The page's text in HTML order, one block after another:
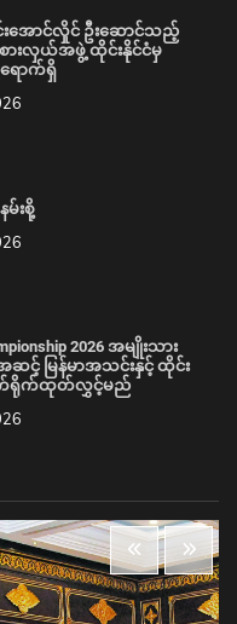
းအောင်လှိုင် ဦးဆောင်သည့်
ားလှယ်အဖွဲ့ ထိုင်းနိုင်ငံမှ
ောက်ရှိ
မ်းစို့
2026 အမျိုးသား
ဆင့် မြန်မာအသင်းနှင့် ထိုင်း
က်ရိုက်ထုတ်လွှင့်မည်